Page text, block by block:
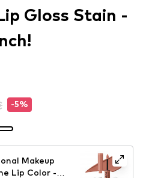
Gloss Stain -
-5%
Makeup
Lip Color -